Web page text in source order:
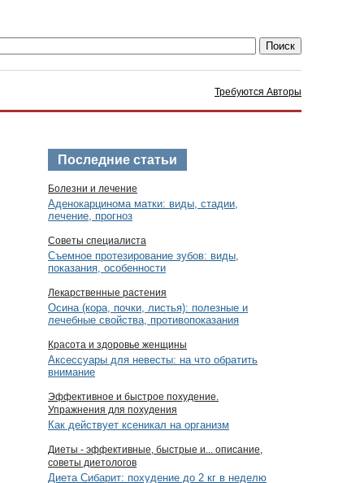
Требуются Авторы
Последние статьи
Болезни и лечение
Аденокарцинома матки: виды, стадии,
лечение, прогноз
Советы специалиста
Съемное протезирование зубов: виды,
показания, особенности
Лекарственные растения
Осина (кора, почки, листья): полезные и
лечебные свойства, противопоказания
Красота и здоровье женщины
Аксессуары для невесты: на что обратить
внимание
Эффективное и быстрое похудение.
Упражнения для похудения
Как действует ксеникал на организм
Диеты - эффективные, быстрые и... описание,
советы диетологов
Диета Сибарит: похудение до 2 кг в неделю